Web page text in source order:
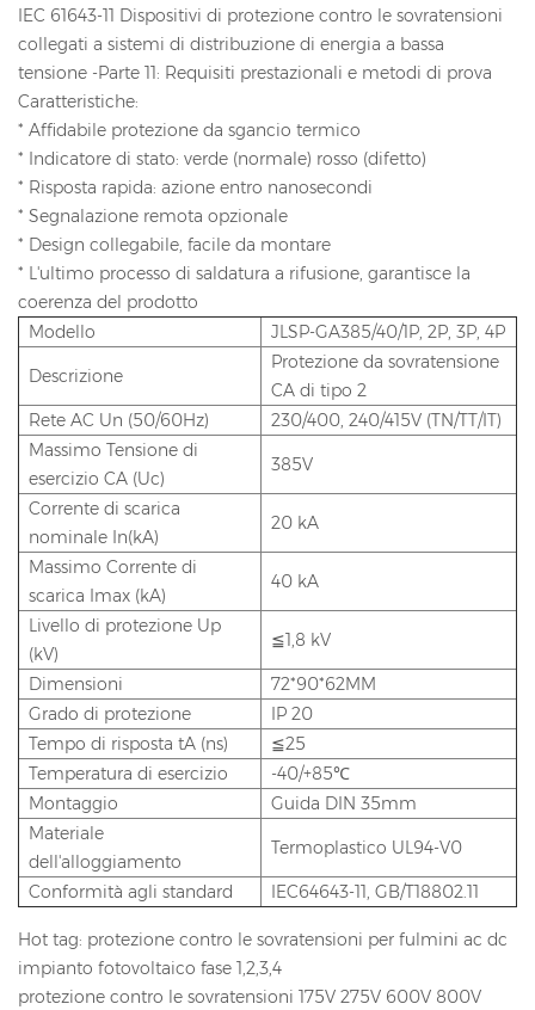
IEC 61643-11 Dispositivi di protezione contro le sovratensioni
collegati a sistemi di distribuzione di energia a bassa
tensione -Parte 11: Requisiti prestazionali e metodi di prova
Caratteristiche:
* Affidabile protezione da sgancio termico
* Indicatore di stato: verde (normale) rosso (difetto)
* Risposta rapida: azione entro nanosecondi
* Segnalazione remota opzionale
* Design collegabile, facile da montare
* L'ultimo processo di saldatura a rifusione, garantisce la
coerenza del prodotto
Modello
JLSP-GA385/40/1P, 2P, 3P, 4P
Descrizione
Protezione da sovratensione
CA di tipo 2
Rete AC Un (50/60Hz)
230/400, 240/415V (TN/TT/IT)
Massimo Tensione di
esercizio CA (Uc)
385V
Corrente di scarica
nominale In(kA)
20 kA
Massimo Corrente di
scarica Imax (kA)
40 kA
Livello di protezione Up
(kV)
≦1,8 kV
Dimensioni
72*90*62MM
Grado di protezione
IP 20
Tempo di risposta tA (ns)
≦25
Temperatura di esercizio
-40/+85℃
Montaggio
Guida DIN 35mm
Materiale
dell'alloggiamento
Termoplastico UL94-V0
Conformità agli standard IEC64643-11, GB/T18802.11
Hot tag: protezione contro le sovratensioni per fulmini ac dc
impianto fotovoltaico fase 1,2,3,4
protezione contro le sovratensioni 175V 275V 600V 800V